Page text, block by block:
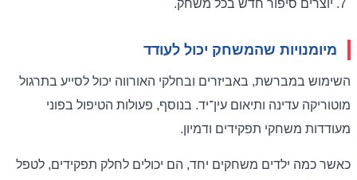
יוצרים סיפור חדש בכל משחק.
מיומנויות שהמשחק יכול לעודד
השימוש במברשת, באביזרים ובחלקי האורווה יכול לסייע בתרגול
מוטוריקה עדינה ותיאום עין־יד. בנוסף, פעולות הטיפול בפוני
מעודדות משחקי תפקידים ודמיון.
כאשר כמה ילדים משחקים יחד, הם יכולים לחלק תפקידים, לטפל